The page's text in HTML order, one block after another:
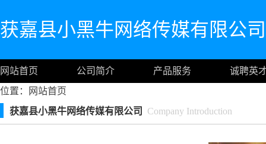
获嘉县小黑牛网络传媒有限公司
网站首页 公司简介 产品服务
诚聘英
位置：
网站首页
获嘉县小黑牛网络传媒有限公司
Company Introduction